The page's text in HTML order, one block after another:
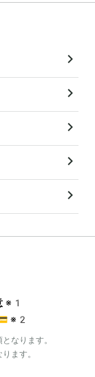
※1
※2
なります。
ます。